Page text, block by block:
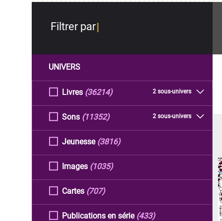
Filtrer par
UNIVERS
Livres 2 sous-univers
(36214)
Sons 2 sous-univers
(11352)
Jeunesse (3816)
Images (1035)
Cartes (707)
Publications en série (433)